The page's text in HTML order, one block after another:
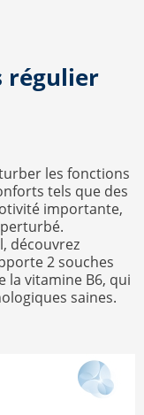
régulier
les fonctions
tels que des
importante,
découvrez
2 souches
la vitamine B6, qui
saines.